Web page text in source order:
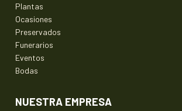
Plantas
Ocasiones
Preservados
Funerarios
Eventos
Bodas
NUESTRA EMPRESA